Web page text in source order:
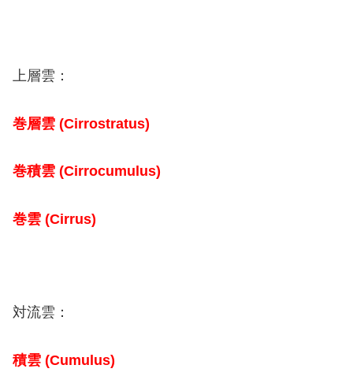
上層雲：
巻層雲 (Cirrostratus)
巻積雲 (Cirrocumulus)
巻雲 (Cirrus)
対流雲：
積雲 (Cumulus)